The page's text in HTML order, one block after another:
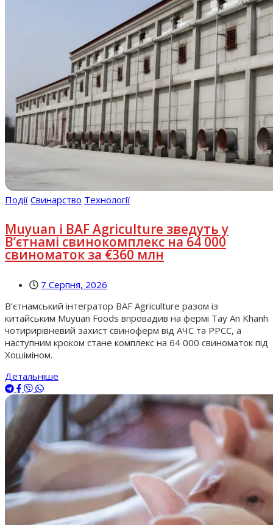
Події Свинарство Технології
Muyuan і BAF Agriculture зведуть у
В’єтнамі свинокомплекс на 64 000
свиноматок за €360 млн
7 Серпня, 2026
В’єтнамський інтегратор BAF Agriculture разом із
китайським Muyuan Foods впровадив на фермі Tay An Khanh
чотирирівневий захист свиноферм від АЧС та РРСС, а
наступним кроком стане комплекс на 64 000 свиноматок під
Хошіміном.
Детальніше